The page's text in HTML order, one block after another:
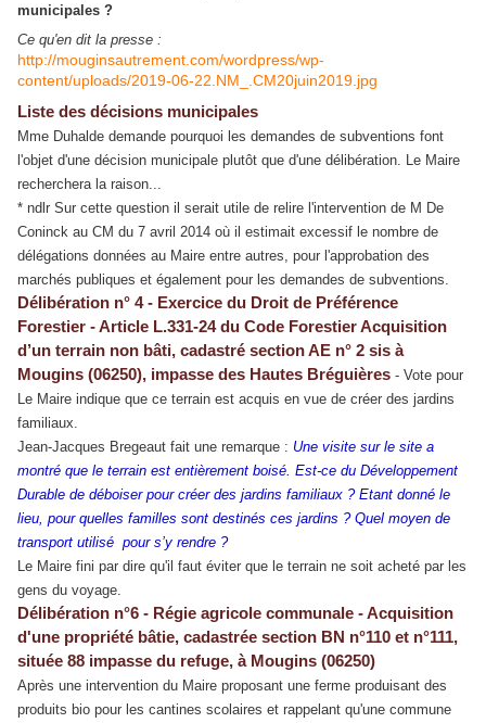
municipales ?
Ce qu'en dit la presse :
http://mouginsautrement.com/wordpress/wp-
content/uploads/2019-06-22.NM_.CM20juin2019.jpg
Liste des décisions municipales
Mme Duhalde demande pourquoi les demandes de subventions font
l'objet d'une décision municipale plutôt que d'une délibération. Le Maire
recherchera la raison...
* ndlr Sur cette question il serait utile de relire l'intervention de M De
Coninck au CM du 7 avril 2014 où il estimait excessif le nombre de
délégations données au Maire entre autres, pour l'approbation des
marchés publiques et également pour les demandes de subventions.
Délibération n° 4 - Exercice du Droit de Préférence
Forestier - Article L.331-24 du Code Forestier Acquisition
d’un terrain non bâti, cadastré section AE n° 2 sis à
Mougins (06250), impasse des Hautes Bréguières - Vote pour
Le Maire indique que ce terrain est acquis en vue de créer des jardins
familiaux.
Jean-Jacques Bregeaut fait une remarque : Une visite sur le site a
montré que le terrain est entièrement boisé. Est-ce du Développement
Durable de déboiser pour créer des jardins familiaux ? Etant donné le
lieu, pour quelles familles sont destinés ces jardins ? Quel moyen de
transport utilisé pour s’y rendre ?
Le Maire fini par dire qu'il faut éviter que le terrain ne soit acheté par les
gens du voyage.
Délibération n°6 - Régie agricole communale - Acquisition
d'une propriété bâtie, cadastrée section BN n°110 et n°111,
située 88 impasse du refuge, à Mougins (06250)
Après une intervention du Maire proposant une ferme produisant des
produits bio pour les cantines scolaires et rappelant qu'une commune